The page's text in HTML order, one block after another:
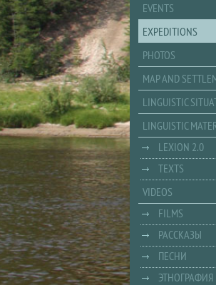
EVENTS
EXPEDITIONS
PHOTOS
MAP AND
LINGUISTIC
LINGUISTIC
LEXION 2.0
TEXTS
VIDEOS
FILMS
РАССКАЗЫ
ПЕСНИ
ЭТНОГРАФИЯ